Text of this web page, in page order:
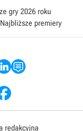
gry 2026 roku
Najbliższe premiery
redakcyjna